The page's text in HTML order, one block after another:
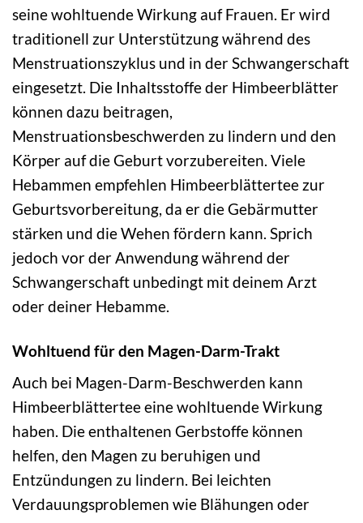
seine wohltuende Wirkung auf Frauen. Er wird
traditionell zur Unterstützung während des
Menstruationszyklus und in der Schwangerschaft
eingesetzt. Die Inhaltsstoffe der Himbeerblätter
können dazu beitragen,
Menstruationsbeschwerden zu lindern und den
Körper auf die Geburt vorzubereiten. Viele
Hebammen empfehlen Himbeerblättertee zur
Geburtsvorbereitung, da er die Gebärmutter
stärken und die Wehen fördern kann. Sprich
jedoch vor der Anwendung während der
Schwangerschaft unbedingt mit deinem Arzt
oder deiner Hebamme.
Wohltuend für den Magen-Darm-Trakt
Auch bei Magen-Darm-Beschwerden kann
Himbeerblättertee eine wohltuende Wirkung
haben. Die enthaltenen Gerbstoffe können
helfen, den Magen zu beruhigen und
Entzündungen zu lindern. Bei leichten
Verdauungsproblemen wie Blähungen oder